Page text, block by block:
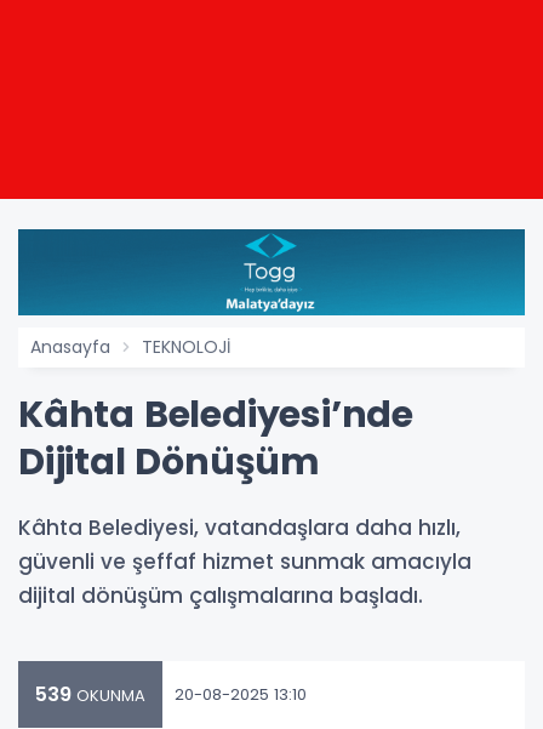
Anasayfa TEKNOLOJİ
Kâhta Belediyesi’nde
Dijital Dönüşüm
Kâhta Belediyesi, vatandaşlara daha hızlı,
güvenli ve şeffaf hizmet sunmak amacıyla
dijital dönüşüm çalışmalarına başladı.
539 OKUNMA 20-08-2025 13:10